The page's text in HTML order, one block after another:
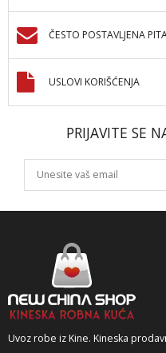
ČESTO POSTAVLJENA
USLOVI KORIŠĆENJA
PRIJAVITE SE
Uvoz robe iz Kine. Kineska